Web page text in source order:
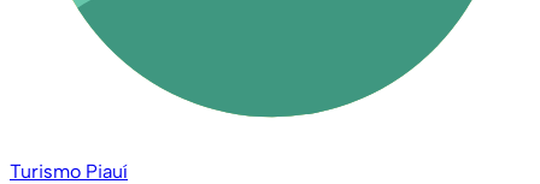
Turismo Piauí